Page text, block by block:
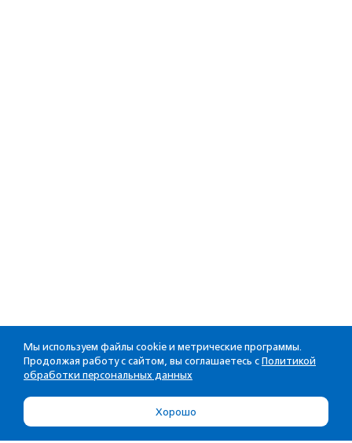
Мы используем файлы cookie и метрические программы.
Продолжая работу с сайтом, вы соглашаетесь с Политикой
обработки персональных данных
Хорошо